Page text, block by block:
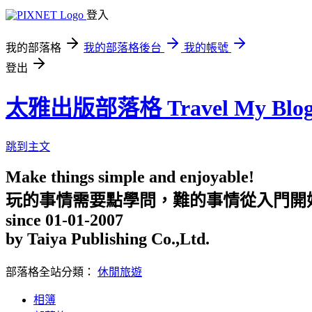
登入
我的部落格 我的部落格後台
我的帳號
登出
太雅出版部落格 Travel My
跳到主文
Make things simple and enjoyable!
玩的事情需要點學問，難的事情從入門開
since 01-01-2007
by Taiya Publishing Co.,Ltd.
部落格全站分類： 休閒旅遊
相簿